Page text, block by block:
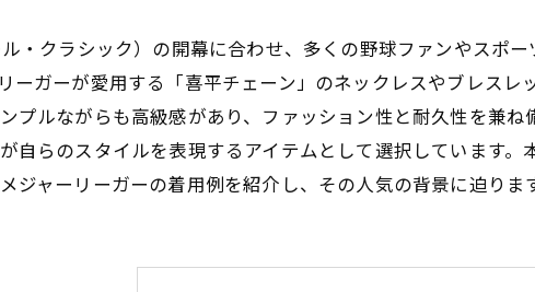
・クラシック）の開幕に合わせ、多くの野球ファンやスポ
ーガーが愛用する「喜平チェーン」のネックレスやブレス
プルながらも高級感があり、ファッション性と耐久性を兼
自らのスタイルを表現するアイテムとして選択しています
ジャーリーガーの着用例を紹介し、その人気の背景に迫ります